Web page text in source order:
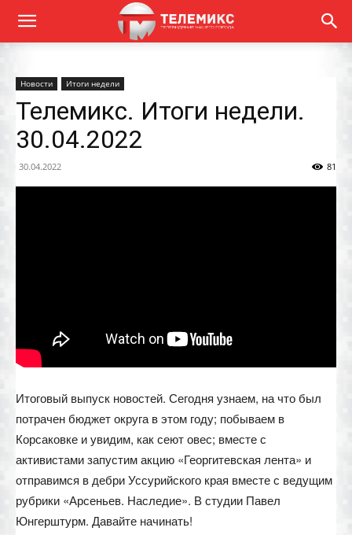
Новости Итоги недели
Телемикс. Итоги недели.
30.04.2022
30.04.2022 81
Итоговый выпуск новостей. Сегодня узнаем, на что был
потрачен бюджет округа в этом году; побываем в
Корсаковке и увидим, как сеют овес; вместе с
активистами запустим акцию «Георгитевская лента» и
отправимся в дебри Уссурийского края вместе с ведущим
рубрики «Арсеньев. Наследие». В студии Павел
Юнгерштурм. Давайте начинать!